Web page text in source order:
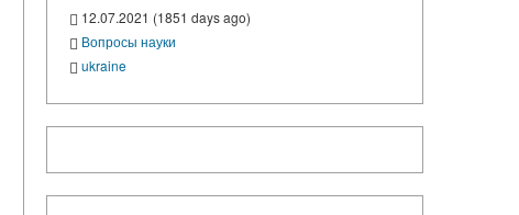
12.07.2021 (1851 days ago)
Вопросы науки
ukraine